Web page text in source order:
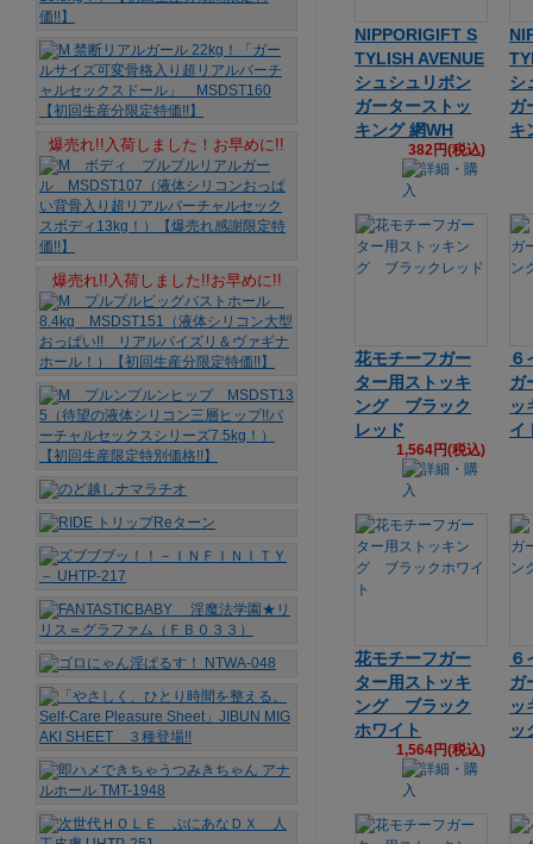
NIPPORIGIFT S
TYLISH AVENUE
シュシュリボン
ガーターストッ
キング 網WH
382円(税込)
シ
ガ
キ
花モチーフガー
ター用ストッキ
ング ブラック
レッド
1,564円(税込)
６
ガ
ッ
イ
花モチーフガー
ター用ストッキ
ング ブラック
ホワイト
1,564円(税込)
６
ガ
ッ
ッ
爆売れ!!入荷しました！お早めに!!
爆売れ!!入荷しました!!お早めに!!